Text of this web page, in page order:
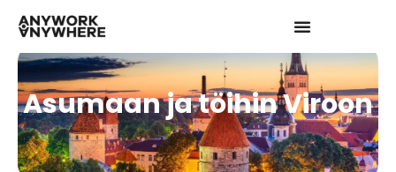
Asumaan ja töihin Viroon